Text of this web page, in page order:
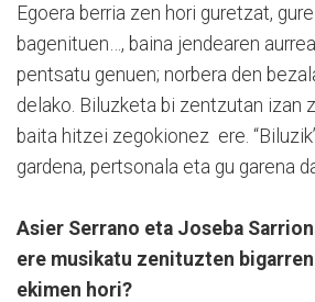
Egoera berria zen hori guretzat,
bagenituen…, baina jendearen
pentsatu genuen; norbera den
delako. Biluzketa bi zentzutan izan
baita hitzei zegokionez ere.
gardena, pertsonala eta gu garena
Asier Serrano eta Joseba
ere musikatu zenituzten
ekimen hori?